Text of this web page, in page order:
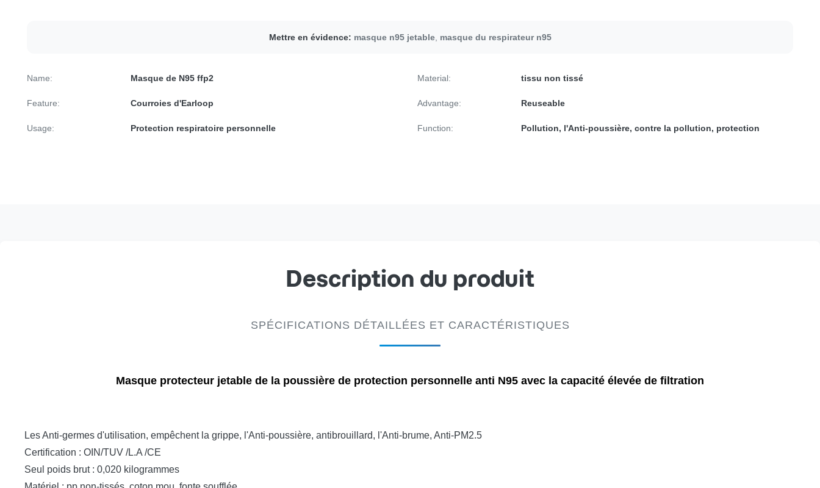
Mettre en évidence: masque n95 jetable, masque du respirateur n95
Name: Masque de N95 ffp2 Material: tissu non tissé
Feature: Courroies d'Earloop Advantage: Reuseable
Usage: Protection respiratoire personnelle Function: Pollution, l'Anti-poussière, contre la pollution, protection
Description du produit
SPÉCIFICATIONS DÉTAILLÉES ET CARACTÉRISTIQUES
Masque protecteur jetable de la poussière de protection personnelle anti N95 avec la capacité élevée de filtration
Les Anti-germes d'utilisation, empêchent la grippe, l'Anti-poussière, antibrouillard, l'Anti-brume, Anti-PM2.5
Certification : OIN/TUV /L.A /CE
Seul poids brut : 0,020 kilogrammes